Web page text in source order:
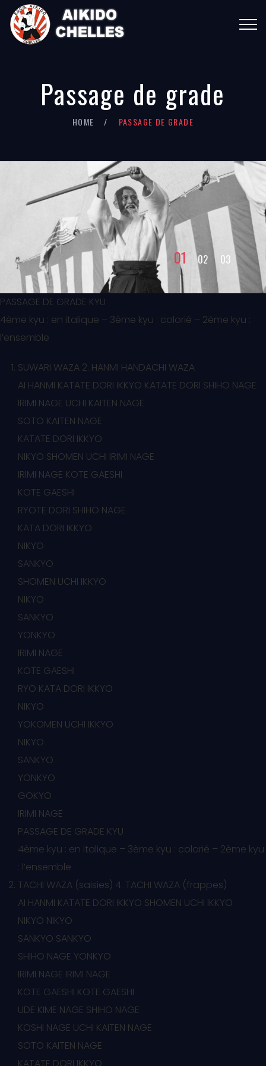
Passage de grade
HOME PASSAGE DE GRADE
01 02 03
PASSAGE DE GRADE KYU
4ème kyu : en italique – 3ème kyu : colorié – 2ème kyu :
l’ensemble
SUWARI WAZA 2. HANMI HANDACHI WAZA
AI HANMI KATATE DORI IKKYO KATATE DORI SHIHO NAGE
IRIMI NAGE UCHI KAITEN NAGE
SOTO KAITEN NAGE
KATATE DORI IKKYO
NIKYO SHOMEN UCHI IRIMI NAGE
IRIMI NAGE KOTE GAESHI
KOTE GAESHI
RYOTE DORI SHIHO NAGE
KATA DORI IKKYO
NIKYO
SANKYO
SHOMEN UCHI IKKYO
NIKYO
SANKYO
YONKYO
IRIMI NAGE
KOTE GAESHI
RYO KATA DORI IKKYO
NIKYO
YOKOMEN UCHI IKKYO
NIKYO
SANKYO
YONKYO
GOKYO
IRIMI NAGE
PASSAGE DE GRADE KYU
4ème kyu : en italique – 3ème kyu : colorié – 2ème kyu
: l’ensemble
TACHI WAZA (saisies) 4. TACHI WAZA (frappes)
AI HANMI KATATE DORI IKKYO SHOMEN UCHI IKKYO
NIKYO NIKYO
SANKYO SANKYO
SHIHO NAGE YONKYO
IRIMI NAGE IRIMI NAGE
KOTE GAESHI KOTE GAESHI
UDE KIME NAGE SHIHO NAGE
KOSHI NAGE UCHI KAITEN NAGE
SOTO KAITEN NAGE